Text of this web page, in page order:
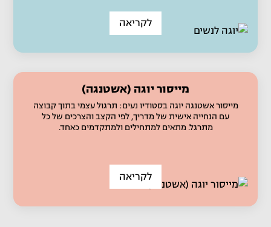
לקריאה
מייסור יוגה (אשטנגה)
מייסור אשטנגה יוגה בסטודיו נעים: תרגול עצמי בתוך קבוצה
עם הנחייה אישית של מדריך, לפי הקצב והצרכים של כל
מתרגל. מתאים למתחילים ולמתקדמים כאחד.
לקריאה